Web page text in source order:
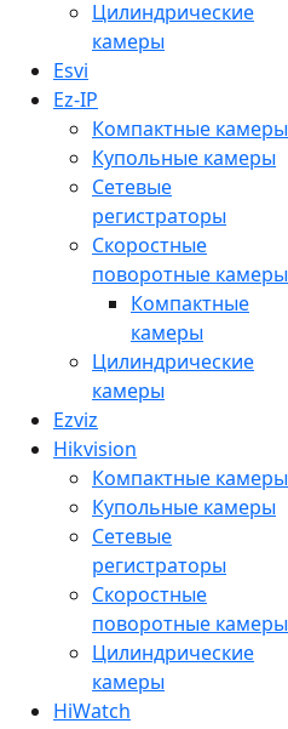
Цилиндрические
камеры
Esvi
Ez-IP
Компактные камеры
Купольные камеры
Сетевые
регистраторы
Скоростные
поворотные камеры
Компактные
камеры
Цилиндрические
камеры
Ezviz
Hikvision
Компактные камеры
Купольные камеры
Сетевые
регистраторы
Скоростные
поворотные камеры
Цилиндрические
камеры
HiWatch